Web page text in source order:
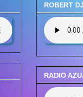
ROBERT
RADIO